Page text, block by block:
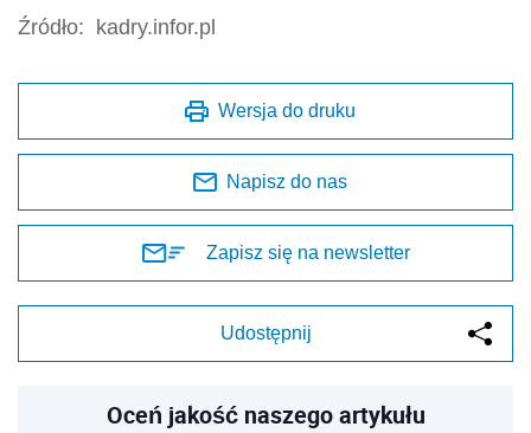
Źródło: kadry.infor.pl
Wersja do druku
Napisz do nas
Zapisz się na newsletter
Udostępnij
Oceń jakość naszego artykułu